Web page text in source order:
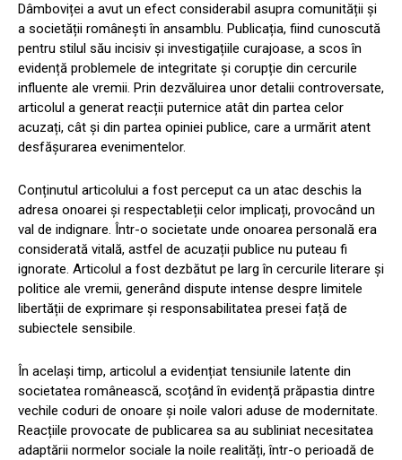
Dâmboviței a avut un efect considerabil asupra comunității și
a societății românești în ansamblu. Publicația, fiind cunoscută
pentru stilul său incisiv și investigațiile curajoase, a scos în
evidență problemele de integritate și corupție din cercurile
influente ale vremii. Prin dezvăluirea unor detalii controversate,
articolul a generat reacții puternice atât din partea celor
acuzați, cât și din partea opiniei publice, care a urmărit atent
desfășurarea evenimentelor.
Conținutul articolului a fost perceput ca un atac deschis la
adresa onoarei și respectableții celor implicați, provocând un
val de indignare. Într-o societate unde onoarea personală era
considerată vitală, astfel de acuzații publice nu puteau fi
ignorate. Articolul a fost dezbătut pe larg în cercurile literare și
politice ale vremii, generând dispute intense despre limitele
libertății de exprimare și responsabilitatea presei față de
subiectele sensibile.
În același timp, articolul a evidențiat tensiunile latente din
societatea românească, scoțând în evidență prăpastia dintre
vechile coduri de onoare și noile valori aduse de modernitate.
Reacțiile provocate de publicarea sa au subliniat necesitatea
adaptării normelor sociale la noile realități, într-o perioadă de